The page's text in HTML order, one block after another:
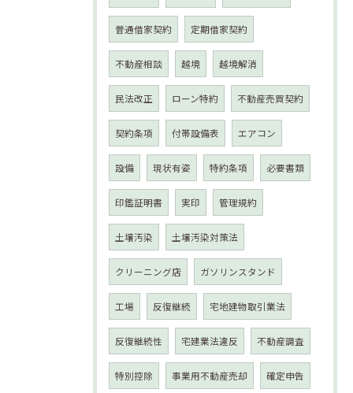
普通借家契約 定期借家契約
不動産相談 越境 越境解消
民法改正 ローン特約 不動産売買契約
契約条項 付帯設備表 エアコン
設備 現状有姿 特約条項 必要書類
印鑑証明書 実印 管理規約
土壌汚染 土壌汚染対策法
クリーニング店 ガソリンスタンド
工場 反復継続 宅地建物取引業法
反復継続性 宅建業法違反 不動産調査
特別控除 事業用不動産売却 確定申告